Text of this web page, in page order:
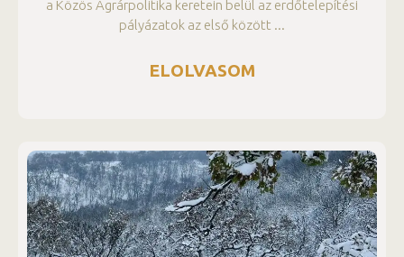
a Közös Agrárpolitika keretein belül az erdőtelepítési
pályázatok az első között
ELOLVASOM